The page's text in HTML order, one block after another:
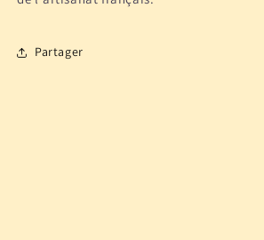
Partager